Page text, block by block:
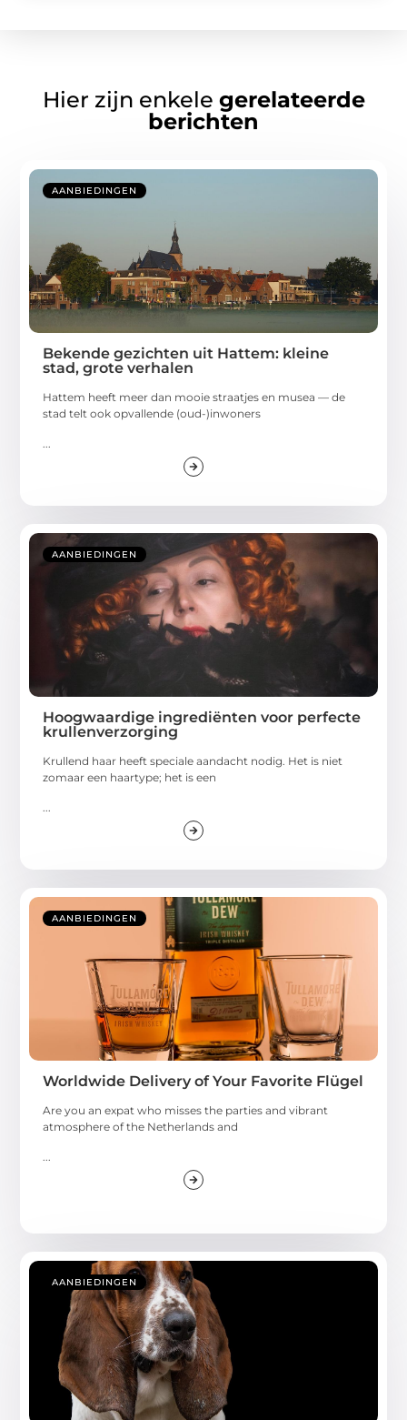
Hier zijn enkele gerelateerde
berichten
AANBIEDINGEN
Bekende gezichten uit Hattem: kleine
stad, grote verhalen
Hattem heeft meer dan mooie straatjes en musea — de
stad telt ook opvallende (oud-)inwoners
AANBIEDINGEN
Hoogwaardige ingrediënten voor perfecte
krullenverzorging
Krullend haar heeft speciale aandacht nodig. Het is niet
zomaar een haartype; het is een
AANBIEDINGEN
Worldwide Delivery of Your Favorite Flügel
Are you an expat who misses the parties and vibrant
atmosphere of the Netherlands and
AANBIEDINGEN